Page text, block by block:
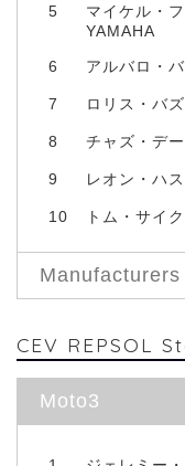
5
マイケル・
YAMAHA
6 アルバロ・
7 ロリス・バ
8 チャズ・デ
9 レオン・ハ
10 トム・サイ
Manufacturers
CEV REPSOL
Moto3